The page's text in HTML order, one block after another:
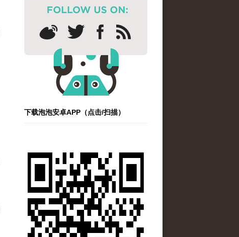
下载泡泡安卓APP（点击/扫描）